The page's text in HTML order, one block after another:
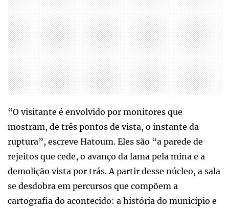
“O visitante é envolvido por monitores que
mostram, de três pontos de vista, o instante da
ruptura”, escreve Hatoum. Eles são “a parede de
rejeitos que cede, o avanço da lama pela mina e a
demolição vista por trás. A partir desse núcleo, a sala
se desdobra em percursos que compõem a
cartografia do acontecido: a história do município e